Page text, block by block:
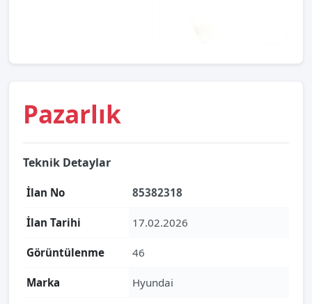
Pazarlık
Teknik Detaylar
İlan No 85382318
İlan Tarihi 17.02.2026
Görüntülenme 46
Marka Hyundai